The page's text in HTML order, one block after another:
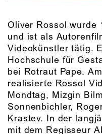
Oliver Rossol wurde
und ist als
Videokünstler tätig.
Hochschule für
bei Rotraut Pape.
realisierte Rossol
Mondtag, Mizgin
Sonnenbichler,
Krastev. In der
mit dem Regisseur